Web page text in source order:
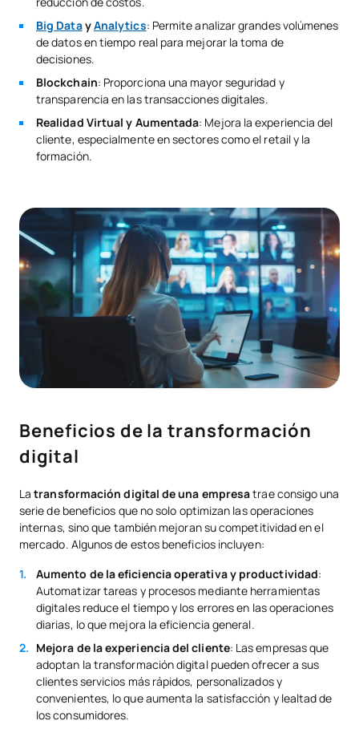
Big DatayAnalytics: Permite analizar grandes volúmenes
de datos en tiempo real para mejorar la toma de
decisiones.
Blockchain: Proporciona una mayor seguridad y
transparencia en las transacciones digitales.
Realidad Virtual y Aumentada: Mejora la experiencia del
cliente, especialmente en sectores como el retail y la
formación.
Beneficios de la transformación
digital
Latransformación digital de una empresatrae consigo una
serie de beneficios que no solo optimizan las operaciones
internas, sino que también mejoran su competitividad en el
mercado. Algunos de estos beneficios incluyen:
Aumento de la eficiencia operativa y productividad:
Automatizar tareas y procesos mediante herramientas
digitales reduce el tiempo y los errores en las operaciones
diarias, lo que mejora la eficiencia general.
Mejora de la experiencia del cliente: Las empresas que
adoptan la transformación digital pueden ofrecer a sus
clientes servicios más rápidos, personalizados y
convenientes, lo que aumenta la satisfacción y lealtad de
los consumidores.